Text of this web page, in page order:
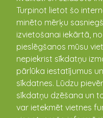
Turpinot lietot šo
minēto mērķu
izvietošanai iekārtā,
pieslēgšanos mūsu
nepiekrist sīkdatņu
pārlūka iestatījumus
sīkdatnes. Lūdzu
sīkdatņu dzēšana un
var ietekmēt vietnes